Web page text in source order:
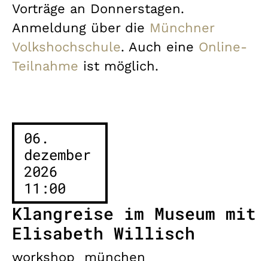
Vorträge an Donnerstagen.
Anmeldung über die Münchner
Volkshochschule. Auch eine Online-
Teilnahme ist möglich.
06.
dezember
2026
11:00
Klangreise im Museum mit
Elisabeth Willisch
workshop
münchen